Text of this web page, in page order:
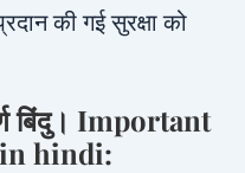
की गई सुरक्षा को
बिंदु। Important
hindi: